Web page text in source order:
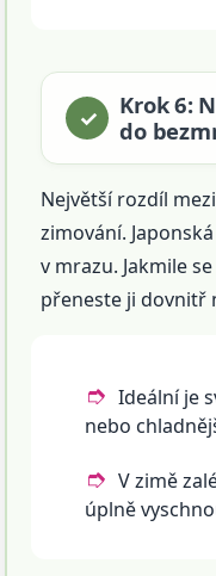
Krok 6:
do
Největší rozdíl
zimování.
v mrazu. Jakmile
přeneste ji dovnitř
Ideální je
nebo
V zimě
úplně